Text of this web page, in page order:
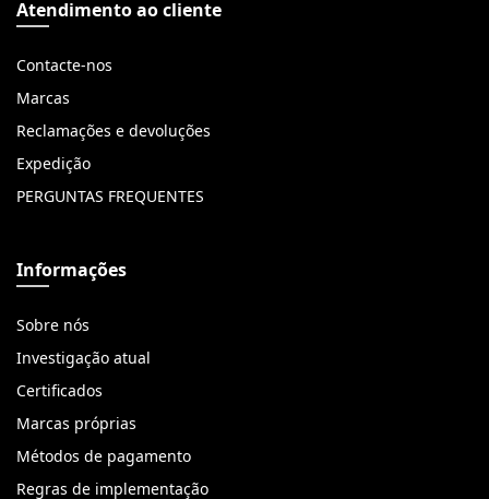
Atendimento ao cliente
Contacte-nos
Marcas
Reclamações e devoluções
Expedição
PERGUNTAS FREQUENTES
Informações
Sobre nós
Investigação atual
Certificados
Marcas próprias
Métodos de pagamento
Regras de implementação